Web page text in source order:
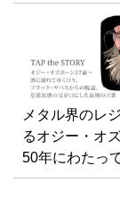
メタル界のレ
るオジー・オ
50年にわたっ